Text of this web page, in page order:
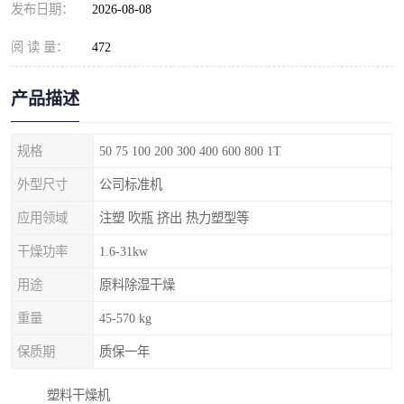
发布日期： 2026-08-08
阅 读 量： 472
产品描述
规格 50 75 100 200 300 400 600 800 1T
外型尺寸 公司标准机
应用领域 注塑 吹瓶 挤出 热力塑型等
干燥功率 1.6-31kw
用途 原料除湿干燥
重量 45-570 kg
保质期 质保一年
塑料干燥机